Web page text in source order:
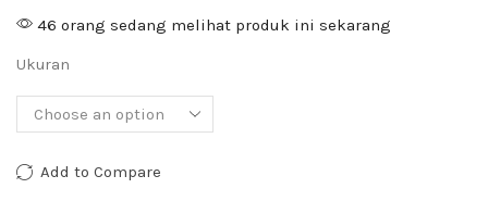
46 orang sedang melihat produk ini sekarang
Ukuran
Add to Compare